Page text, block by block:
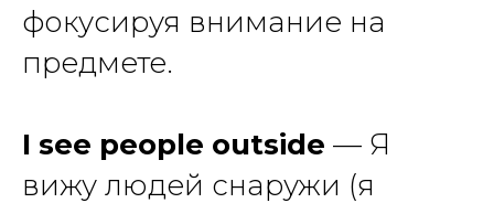
фокусируя внимание на
предмете.
I see people outside — Я
вижу людей снаружи (я